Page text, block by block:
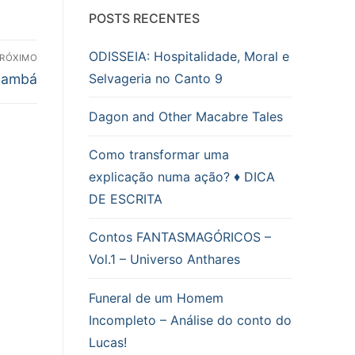
POSTS RECENTES
ODISSEIA: Hospitalidade, Moral e
Selvageria no Canto 9
Dagon and Other Macabre Tales
Como transformar uma
explicação numa ação? ♦ DICA
DE ESCRITA
Contos FANTASMAGÓRICOS –
Vol.1 – Universo Anthares
Funeral de um Homem
Incompleto – Análise do conto do
Lucas!